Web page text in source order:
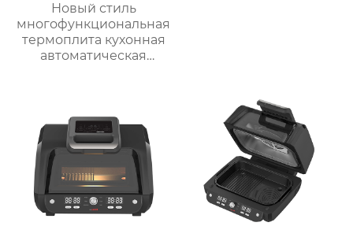
Новый стиль
многофункциональная
термоплита кухонная
автоматическая
новый термомиксер t6